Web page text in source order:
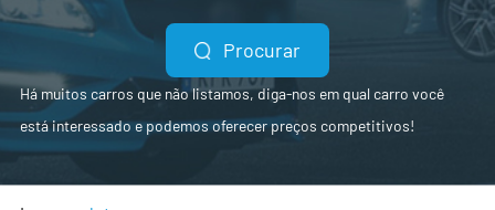
Procurar
Há muitos carros que não listamos, diga-nos em qual carro você
está interessado e podemos oferecer preços competitivos!